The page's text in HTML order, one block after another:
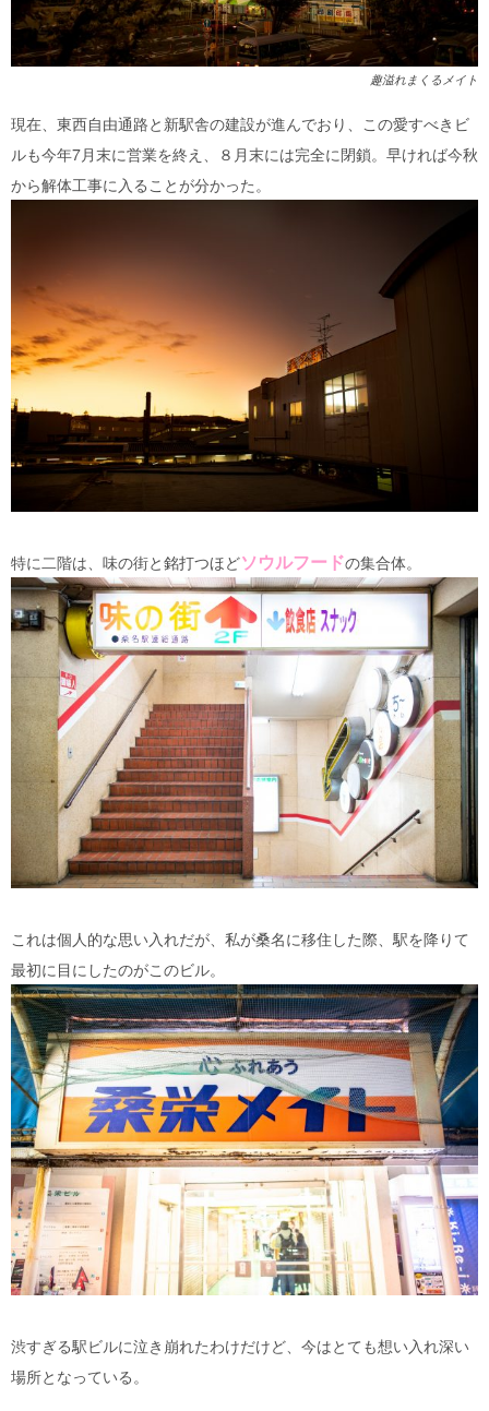
趣溢れまくるメイト
現在、東西自由通路と新駅舎の建設が進んでおり、この愛すべきビ
ルも今年7月末に営業を終え、８月末には完全に閉鎖。早ければ今秋
から解体工事に入ることが分かった。
特に二階は、味の街と銘打つほどソウルフードの集合体。
これは個人的な思い入れだが、私が桑名に移住した際、駅を降りて
最初に目にしたのがこのビル。
渋すぎる駅ビルに泣き崩れたわけだけど、今はとても想い入れ深い
場所となっている。